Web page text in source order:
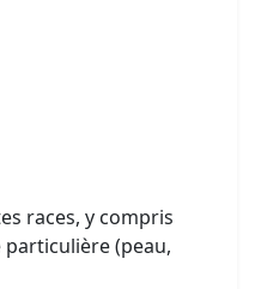
races, y compris
(peau,